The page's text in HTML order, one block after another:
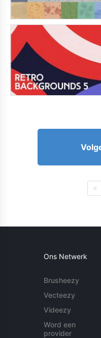
Ons Netwerk
Brusheezy
Vecteezy
Videezy
Word een
provider